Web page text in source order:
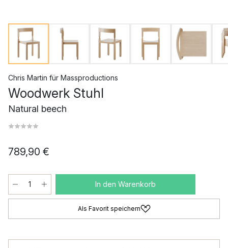
Chris Martin für Massproductions
Woodwerk Stuhl
Natural beech
789,90 €
In den Warenkorb
Als Favorit speichern